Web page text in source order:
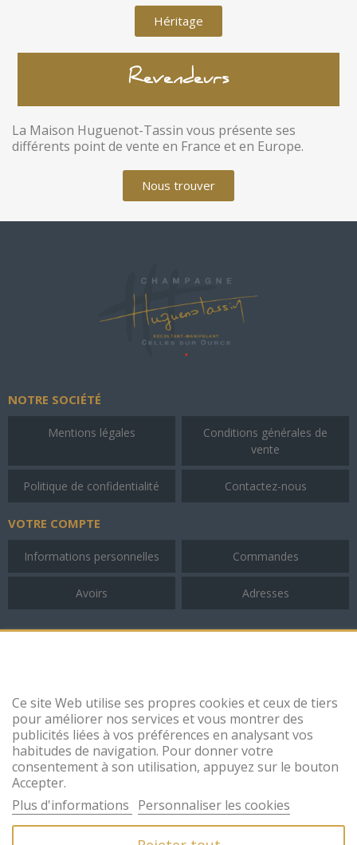
Héritage
Revendeurs
La Maison Huguenot-Tassin vous présente ses
différents point de vente en France et en Europe.
Nous trouver
NOTRE SOCIÉTÉ
Mentions légales
Conditions générales de
vente
Politique de confidentialité Contactez-nous
VOTRE COMPTE
Informations personnelles Commandes
Avoirs Adresses
France
+33 (0)3 25 38 54 49
contact@huguenot-tassin.com
Ce site Web utilise ses propres cookies et ceux de tiers
pour améliorer nos services et vous montrer des
publicités liées à vos préférences en analysant vos
habitudes de navigation. Pour donner votre
consentement à son utilisation, appuyez sur le bouton
Accepter.
Plus d'informations Personnaliser les cookies
Restez en contact avec nous, abonnez-vous !